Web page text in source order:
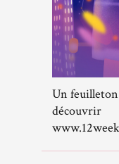
Un feuilleton